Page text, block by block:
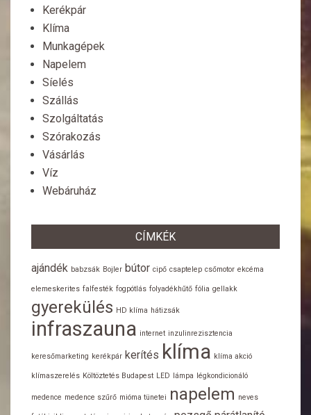
Kerékpár
Klíma
Munkagépek
Napelem
Síelés
Szállás
Szolgáltatás
Szórakozás
Vásárlás
Víz
Webáruház
CÍMKÉK
ajándék babzsák Bojler bútor cipő csaptelep csőmotor ekcéma
elemeskerites falfesték fogpótlás folyadékhűtő fólia gellakk
gyerekülés HD klíma hátizsák
infraszauna internet inzulinrezisztencia
keresőmarketing kerékpár kerítés klíma klíma akció
klímaszerelés Költöztetés Budapest LED lámpa légkondicionáló
medence medence szűrő mióma tünetei napelem neves